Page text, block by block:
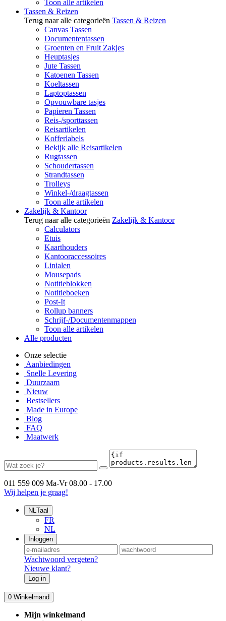
Toon alle artikelen
Tassen & Reizen
Terug naar alle categorieën Tassen & Reizen
Canvas Tassen
Documententassen
Groenten en Fruit Zakjes
Heuptasjes
Jute Tassen
Katoenen Tassen
Koeltassen
Laptoptassen
Opvouwbare tasjes
Papieren Tassen
Reis-/sporttassen
Reisartikelen
Kofferlabels
Bekijk alle Reisartikelen
Rugtassen
Schoudertassen
Strandtassen
Trolleys
Winkel-/draagtassen
Toon alle artikelen
Zakelijk & Kantoor
Terug naar alle categorieën Zakelijk & Kantoor
Calculators
Etuis
Kaarthouders
Kantooraccessoires
Linialen
Mousepads
Notitieblokken
Notitieboeken
Post-It
Rollup banners
Schrijf-/Documentenmappen
Toon alle artikelen
Alle producten
Onze selectie
Aanbiedingen
Snelle Levering
Duurzaam
Nieuw
Bestsellers
Made in Europe
Blog
FAQ
Maatwerk
011 559 009 Ma-Vr 08.00 - 17.00
Wij helpen je graag!
NLTaal
FR
NL
Inloggen
Wachtwoord vergeten?
Nieuwe klant?
Log in
0 Winkelmand
Mijn winkelmand